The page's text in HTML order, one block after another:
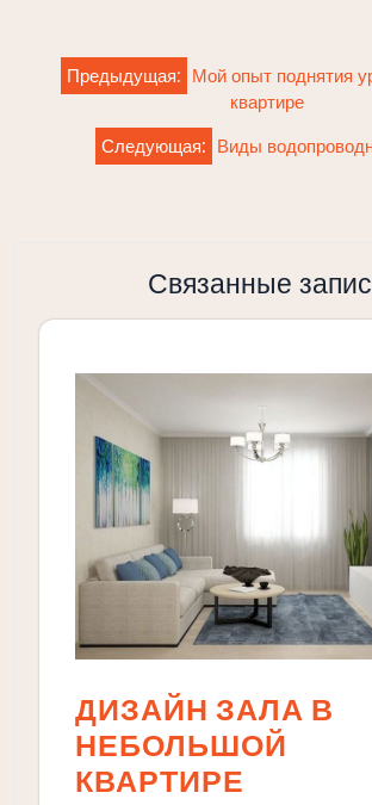
Навигация
записям
Предыдущая: Мой опыт поднятия
квартире
Следующая: Виды
Связанные
ДИЗАЙН ЗАЛА В
НЕБОЛЬШОЙ
КВАРТИРЕ